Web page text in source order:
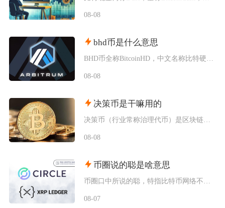
08-08
bhd币是什么意思
BHD币全称BitcoinHD，中文名称比特硬币，是采用CPoC条件化容量证明共识机制的加
08-08
决策币是干嘛用的
08-08
币圈说的聪是啥意思
08-07